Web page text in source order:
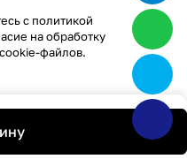
с политикой
на обработку
файлов.